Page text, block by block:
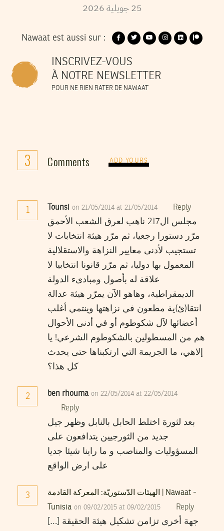
25 جويلية2026
Nawaat est aussi sur :
INSCRIVEZ-VOUS
À NOTRE NEWSLETTER
POUR NE RIEN RATER DE NAWAAT
3 Comments ADD YOURS
1 Tounsi on 21/05/2014 at 21/05/2014 Reply
مجلس ال217 ناهب لعرق الشعب الأحمق
مرّر دستورا رجعيا، ثم مرّر هيئة انتخابات لا
تستجيب لأدنى معايير النزاهة والاستقلالية
المعمول بها دوليا، ثم مرّر قانونا انتخابيا لا
علاقة له بأصول ومبادىء الدولة
الديمقراطية، وهاهو الآن يمرّر هيئة عدالة
انتقا(ئ)ية مطعون في نزاهتها وينتمي أغلب
أعضائها لآل شكوطوم أو في أدنى الأحوال
هم من المسطولين بالشكوطوم الشرعي! يا
إلاهي، ما الجريمة التي ارتكبناها حتى يحدث
كل هذا؟
2 ben rhouma on 22/05/2014 at 22/05/2014
Reply
بعد لثورة اختلط الحابل بالنابل وظهر جيل
جديد من الثورجيين يتدافعون على
المسؤوليات والمناصب و ما راينا شيئا جديا
على ارض الواقع
3
الهيئات الدّستوريّة: المعركة القادمة | Nawaat -
Tunisia on 09/02/2015 at 09/02/2015 Reply
[…] جهة أخرى تزامن تشكيل هيئة الحقيقة